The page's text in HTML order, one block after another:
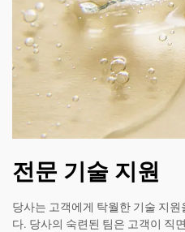
전문 기술 지원
당사는 고객에게 탁월한 기술 지
다. 당사의 숙련된 팀은 고객이 직